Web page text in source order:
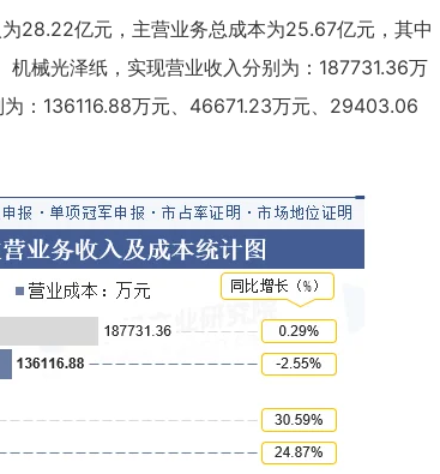
28.22亿元，主营业务总成本为25.67亿元，其中
械光泽纸，实现营业收入分别为：187731.36万
：136116.88万元、46671.23万元、29403.06